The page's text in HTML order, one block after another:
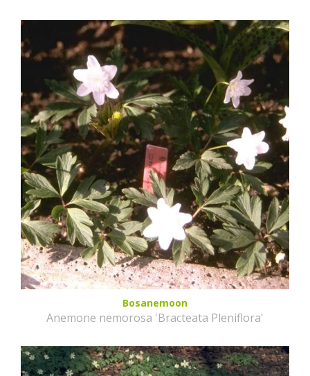
Bosanemoon
Anemone nemorosa 'Bracteata Pleniflora'